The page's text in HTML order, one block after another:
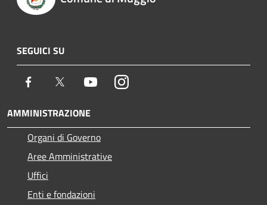
SEGUICI SU
Facebook Twitter YoutubeInstagram
AMMINISTRAZIONE
Organi di Governo
Aree Amministrative
Uffici
Enti e fondazioni